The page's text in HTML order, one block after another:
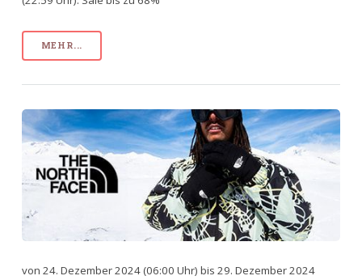
MEHR...
von 24. Dezember 2024 (06:00 Uhr) bis 29. Dezember 2024